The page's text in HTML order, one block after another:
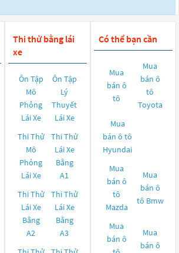
Thi thử bằng lái
xe
Ôn Tập
Mô
Phỏng
Lái Xe
Ôn Tập
Lý
Thuyết
Lái Xe
Thi Thử
Mô
Phỏng
Lái Xe
Thi Thử
Lái Xe
Bằng
A1
Thi Thử
Lái Xe
Bằng
A2
Thi Thử
Lái Xe
Bằng
A3
Có thể bạn cần
Mua
bán ô
tô
Mua
bán ô
tô
Toyota
Mua
bán ô tô
Hyundai
Mua
bán ô
tô
Mazda
Mua
bán ô
tô Bmw
Mua
bán ô
Mua
bán ô